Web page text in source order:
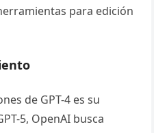
para edición
de GPT-4 es su
5, OpenAI busca